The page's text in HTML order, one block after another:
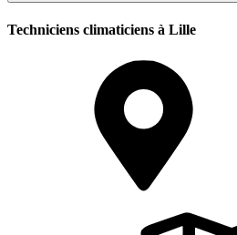
Techniciens climaticiens à Lille